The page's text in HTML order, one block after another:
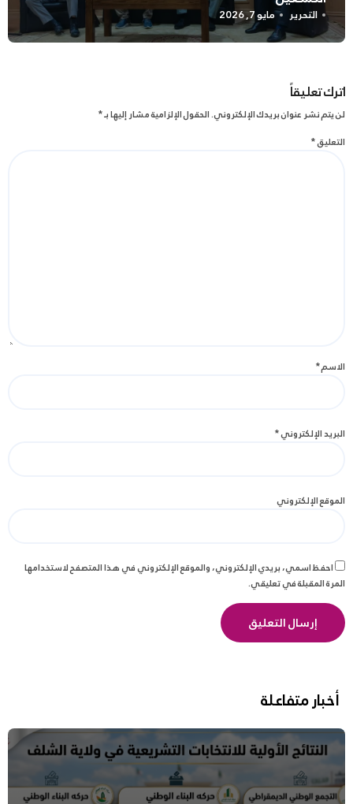
التحرير مايو 7, 2026
اترك تعليقاً
لن يتم نشر عنوان بريدك الإلكتروني.الحقول الإلزامية مشار إليها بـ*
التعليق*
الاسم*
البريد الإلكتروني*
الموقع الإلكتروني
احفظ اسمي، بريدي الإلكتروني، والموقع الإلكتروني في هذا المتصفح لاستخدامها
المرة المقبلة في تعليقي.
أخبار متفاعلة